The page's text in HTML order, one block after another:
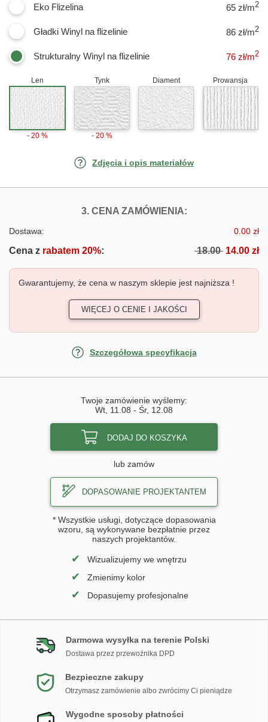
Eko Flizelina 65 zł/m2
Gładki Winyl na flizelinie 86 zł/m2
Strukturalny Winyl na flizelinie 76 zł/m2
Len
- 20 %
Tynk
- 20 %
Diament Prowansja
Zdjęcia i opis materiałów
3. CENA ZAMÓWIENIA:FOTOTAPETY
Dostawa: 0.00 zł
Cena z rabatem 20%: 18.00 14.00 zł
Gwarantujemy, że cena w naszym sklepie jest najniższa !
WIĘCEJ O CENIE I JAKOŚCI
Szczegółowa specyfikacja
Twoje zamówienie wyślemy:
Wt, 11.08 - Śr, 12.08
DODAJ DO KOSZYKA
lub zamów
DOPASOWANIE PROJEKTANTEM
* Wszystkie usługi, dotyczące dopasowania
wzoru, są wykonywane bezpłatnie przez
naszych projektantów.
✔ Wizualizujemy we wnętrzu
✔ Zmienimy kolor
✔ Dopasujemy profesjonalne
Darmowa wysyłka na terenie Polski
Dostawa przez przewoźnika DPD
Bezpieczne zakupy
Otrzymasz zamówienie albo zwrócimy Ci pieniądze
Wygodne sposoby płatności